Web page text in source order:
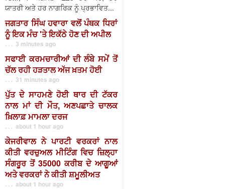
ਯਾਤਰੀ ਅਤੇ ਹਰ ਨਾਗਰਿਕ ਨੂੰ ਪ੍ਰਭਾਵਿਤ...
ਜਗਤਾਰ ਸਿੰਘ ਹਵਾਰਾ ਵਲੋਂ ਪੰਥਕ ਧਿਰਾਂ
ਨੂੰ ਇਕ ਮੰਚ 'ਤੇ ਇਕੱਠੇ ਹੋਣ ਦੀ ਅਪੀਲ
. . . 3 minutes ago
ਸਫਾਈ ਕਰਮਚਾਰੀਆਂ ਦੀ ਲੰਬੇ ਸਮੇਂ ਤੋਂ
ਚੱਲ ਰਹੀ ਹੜਤਾਲ ਅੱਜ ਖ਼ਤਮ ਹੋਈ
. . . 31 minutes ago
ਪੁੱਤ ਦੇ ਸਾਹਮਣੇ ਹੋਈ ਥਾਰ ਦੀ ਟੱਕਰ
ਨਾਲ ਮਾਂ ਦੀ ਮੌਤ, ਅਣਪਛਾਤੇ ਚਾਲਕ
ਖ਼ਿਲਾਫ਼ ਮਾਮਲਾ ਦਰਜ
. . . about 1 hour ago
ਕੇਜਰੀਵਾਲ ਨੇ ਪਾਰਟੀ ਵਰਕਰਾਂ ਨਾਲ
ਕੀਤੀ ਵਰਚੁਅਲ ਮੀਟਿੰਗ ਵਿਚ ਜ਼ਿਲ੍ਹਾ
ਸੰਗਰੂਰ ਤੋਂ 35000 ਕਰੀਬ ਦੇ ਆਗੂਆਂ
ਅਤੇ ਵਰਕਰਾਂ ਨੇ ਕੀਤੀ ਸ਼ਮੂਲੀਅਤ
. . . about 1 hour ago